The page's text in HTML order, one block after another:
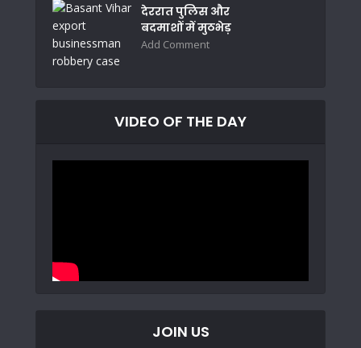
देररात पुलिस और
बदमाशों में मुठभेड़
Add Comment
VIDEO OF THE DAY
JOIN US